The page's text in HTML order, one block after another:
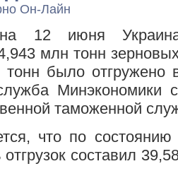
Он-Лайн
12 июня
млн тонн
тонн было
Минэкономики
таможенной
что по
отгрузок составил